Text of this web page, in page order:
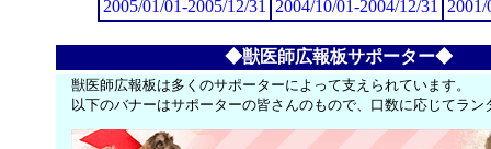
2005/01/01-2005/12/31
2004/10/01-2004/12/31 2001/
◆獣医師広報板サポーター◆
獣医師広報板は多くのサポーターによって支えられています。
以下のバナーはサポーターの皆さんのもので、口数に応じてラ